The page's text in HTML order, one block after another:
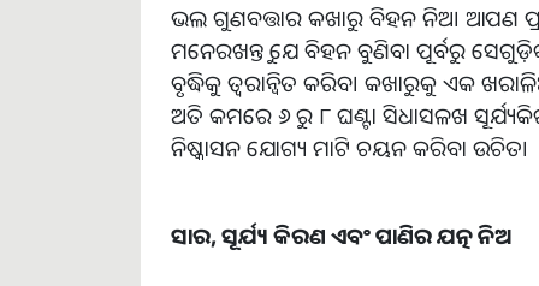
ଭଲ ଗୁଣବତ୍ତାର କଖାରୁ ବିହନ ନିଅ। ଆପଣ
ମନେରଖନ୍ତୁ ଯେ ବିହନ ବୁଣିବା ପୂର୍ବରୁ
ବୃଦ୍ଧିକୁ ତ୍ୱରାନ୍ୱିତ କରିବ। କଖାରୁକୁ ଏକ
ଅତି କମରେ ୬ ରୁ ୮ ଘଣ୍ଟା ସିଧାସଳଖ
ନିଷ୍କାସନ ଯୋଗ୍ୟ ମାଟି ଚୟନ କରିବା ଉଚିତ।
ସାର, ସୂର୍ଯ୍ୟ କିରଣ ଏବଂ ପାଣିର ଯତ୍ନ ନିଅ